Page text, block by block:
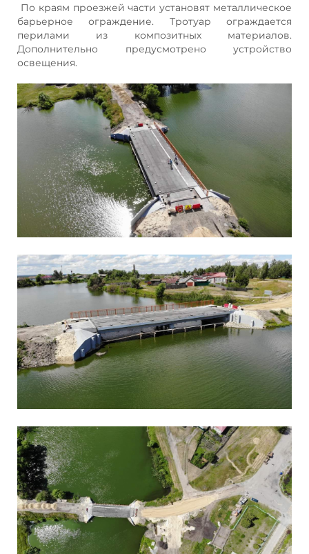
По краям проезжей части установят металлическое
барьерное ограждение. Тротуар ограждается
перилами из композитных материалов.
Дополнительно предусмотрено устройство
освещения.